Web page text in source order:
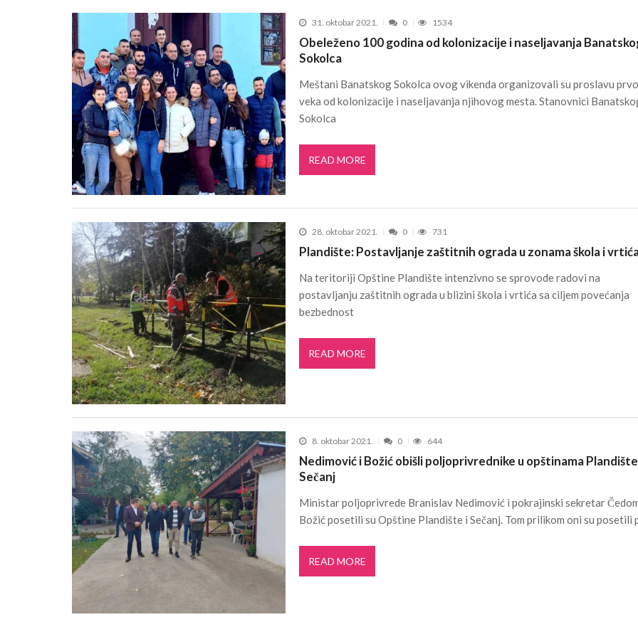
31. oktobar 2021. 0 1534
Obeleženo 100 godina od kolonizacije i naseljavanja
Sokolca
Meštani Banatskog Sokolca ovog vikenda organizovali su proslavu
veka od kolonizacije i naseljavanja njihovog mesta. Stanovnici
Sokolca
READ MORE
28. oktobar 2021. 0 731
Plandište: Postavljanje zaštitnih ograda u zonama škola i
Na teritoriji Opštine Plandište intenzivno se sprovode radovi na
postavljanju zaštitnih ograda u blizini škola i vrtića sa ciljem povećanja
bezbednost
READ MORE
8. oktobar 2021. 0 644
Nedimović i Božić obišli poljoprivrednike u opštinama
Sečanj
Ministar poljoprivrede Branislav Nedimović i pokrajinski sekretar
Božić posetili su Opštine Plandište i Sečanj. Tom prilikom oni su posetili
READ MORE